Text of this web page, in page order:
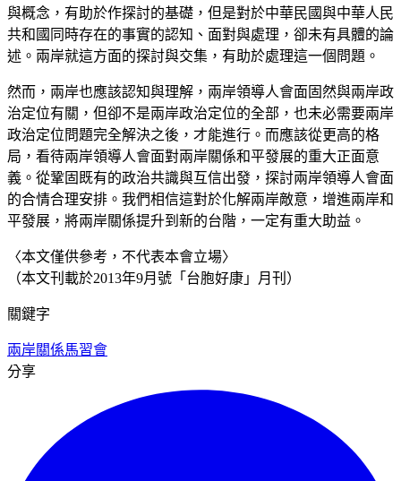
與概念，有助於作探討的基礎，但是對於中華民國與中華人民
共和國同時存在的事實的認知、面對與處理，卻未有具體的論
述。兩岸就這方面的探討與交集，有助於處理這一個問題。
然而，兩岸也應該認知與理解，兩岸領導人會面固然與兩岸政
治定位有關，但卻不是兩岸政治定位的全部，也未必需要兩岸
政治定位問題完全解決之後，才能進行。而應該從更高的格
局，看待兩岸領導人會面對兩岸關係和平發展的重大正面意
義。從鞏固既有的政治共識與互信出發，探討兩岸領導人會面
的合情合理安排。我們相信這對於化解兩岸敵意，增進兩岸和
平發展，將兩岸關係提升到新的台階，一定有重大助益。
〈本文僅供參考，不代表本會立場〉
（本文刊載於2013年9月號「台胞好康」月刊）
關鍵字
兩岸關係馬習會
分享